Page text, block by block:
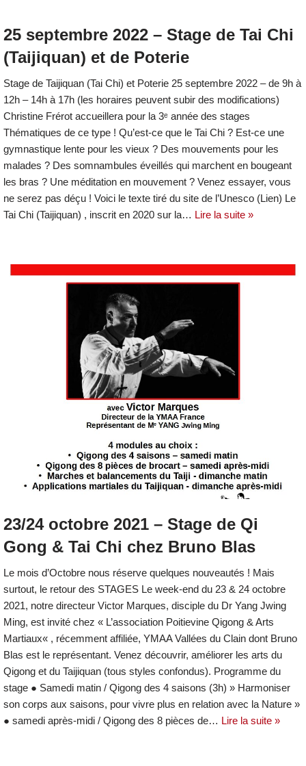
25 septembre 2022 – Stage de Tai Chi
(Taijiquan) et de Poterie
Stage de Taijiquan (Tai Chi) et Poterie 25 septembre 2022 – de 9h à
12h – 14h à 17h (les horaires peuvent subir des modifications)
Christine Frérot accueillera pour la 3ᵉ année des stages
Thématiques de ce type ! Qu’est-ce que le Tai Chi ? Est-ce une
gymnastique lente pour les vieux ? Des mouvements pour les
malades ? Des somnambules éveillés qui marchent en bougeant
les bras ? Une méditation en mouvement ? Venez essayer, vous
ne serez pas déçu ! Voici le texte tiré du site de l’Unesco (Lien) Le
Tai Chi (Taijiquan) , inscrit en 2020 sur la… Lire la suite »
23/24 octobre 2021 – Stage de Qi
Gong & Tai Chi chez Bruno Blas
Le mois d’Octobre nous réserve quelques nouveautés ! Mais
surtout, le retour des STAGES Le week-end du 23 & 24 octobre
2021, notre directeur Victor Marques, disciple du Dr Yang Jwing
Ming, est invité chez « L’association Poitievine Qigong & Arts
Martiaux« , récemment affiliée, YMAA Vallées du Clain dont Bruno
Blas est le représentant. Venez découvrir, améliorer les arts du
Qigong et du Taijiquan (tous styles confondus). Programme du
stage ● Samedi matin / Qigong des 4 saisons (3h) » Harmoniser
son corps aux saisons, pour vivre plus en relation avec la Nature »
● samedi après-midi / Qigong des 8 pièces de… Lire la suite »